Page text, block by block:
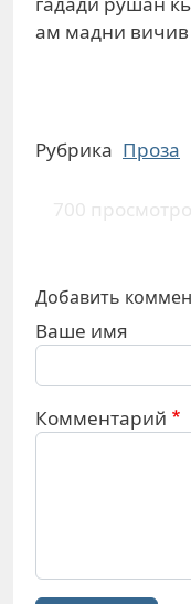
ам мадни вичив
Рубрика Проза
700
Добавить
Ваше имя
Комментарий